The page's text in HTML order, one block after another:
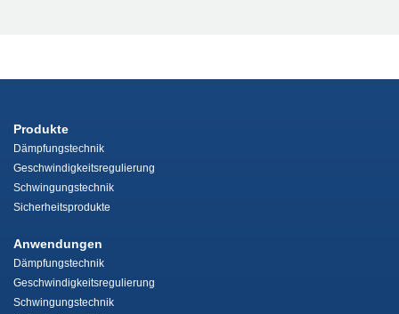
Produkte
Dämpfungstechnik
Geschwindigkeitsregulierung
Schwingungstechnik
Sicherheitsprodukte
Anwendungen
Dämpfungstechnik
Geschwindigkeitsregulierung
Schwingungstechnik